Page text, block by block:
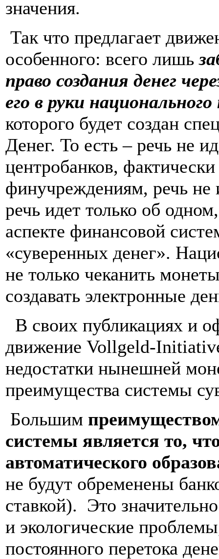
значения.
Так что предлагает
особенного: всего лишь
право создания денег
его в руки
которого будет создан
Денег. То есть – речь не
центробанков,
финучреждениям, речь
речь идет только об
аспекте финансовой
«суверенных денег».
не только чеканить
создавать электронные
В своих публикациях и
движение Vollgeld-
недостатки нынешней
преимущества системы
Большим
системы является то,
автоматического
не будут обременены
ставкой). Это
и экологические
постоянного перетока